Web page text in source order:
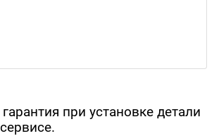
при установке детали